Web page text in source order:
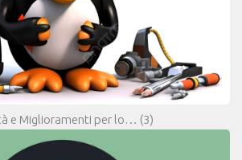
e Miglioramenti per lo… (3)